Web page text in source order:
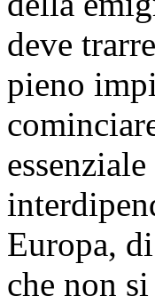
deve
pieno
Europa,
che non